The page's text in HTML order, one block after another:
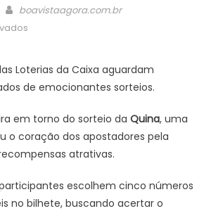
Author
boavistaagora.com.br
em
SORTEIO
QUINA
DE
HOJE
QUARTA
Loterias da Caixa aguardam
de emocionantes sorteios.
em torno do sorteio da Quina, uma
o coração dos apostadores pela
atrativas.
escolhem cinco números
no bilhete, buscando acertar o